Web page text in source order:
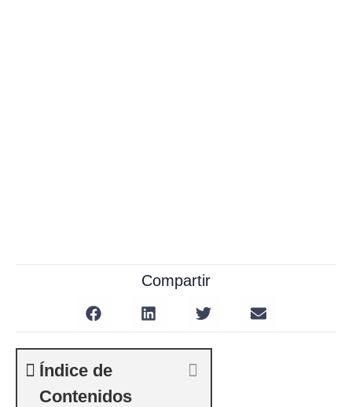
Compartir
Índice de
Contenidos